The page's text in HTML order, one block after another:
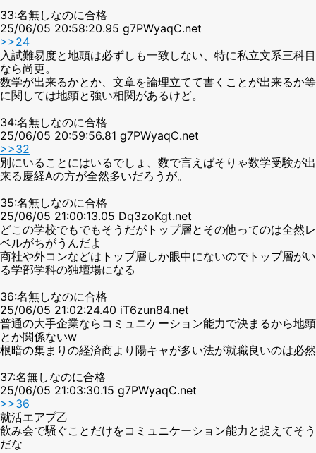
33:名無しなのに合格
25/06/05 20:58:20.95 g7PWyaqC.net
>>24
入試難易度と地頭は必ずしも一致しない、特に私立文系三科目
なら尚更。
数学が出来るかとか、文章を論理立てて書くことが出来るか等
に関しては地頭と強い相関があるけど。
34:名無しなのに合格
25/06/05 20:59:56.81 g7PWyaqC.net
>>32
別にいることにはいるでしょ、数で言えばそりゃ数学受験が出
来る慶経Aの方が全然多いだろうが。
35:名無しなのに合格
25/06/05 21:00:13.05 Dq3zoKgt.net
どこの学校でもでもそうだがトップ層とその他ってのは全然レ
ベルがちがうんだよ
商社や外コンなどはトップ層しか眼中にないのでトップ層がい
る学部学科の独壇場になる
36:名無しなのに合格
25/06/05 21:02:24.40 iT6zun84.net
普通の大手企業ならコミュニケーション能力で決まるから地頭
とか関係ないw
根暗の集まりの経済商より陽キャが多い法が就職良いのは必然
37:名無しなのに合格
25/06/05 21:03:30.15 g7PWyaqC.net
>>36
就活エアプ乙
飲み会で騒ぐことだけをコミュニケーション能力と捉えてそう
だな